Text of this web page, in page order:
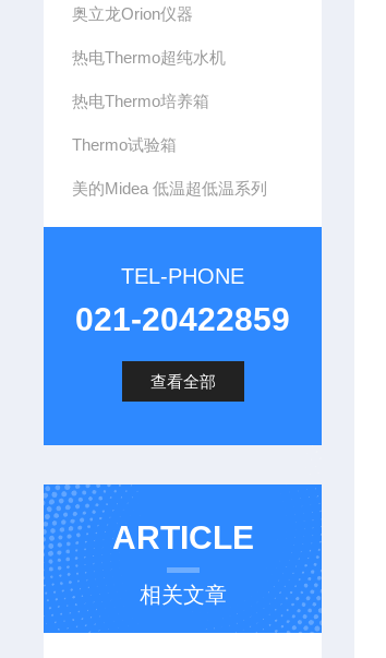
奥立龙Orion仪器
热电Thermo超纯水机
热电Thermo培养箱
Thermo试验箱
美的Midea 低温超低温系列
TEL-PHONE
021-20422859
查看全部
ARTICLE
相关文章